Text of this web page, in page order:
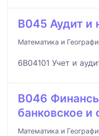
B045 Аудит и
Математика и
6B04101 Учет и
B046
банковское и
Математика и